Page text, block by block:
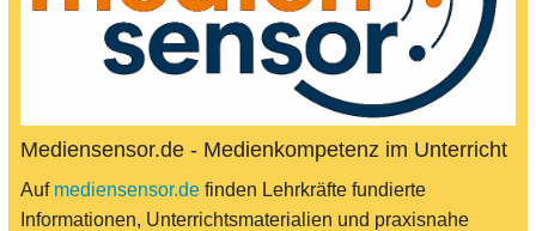
Mediensensor.de - Medienkompetenz im Unterricht
Auf mediensensor.de finden Lehrkräfte fundierte
Informationen, Unterrichtsmaterialien und praxisnahe